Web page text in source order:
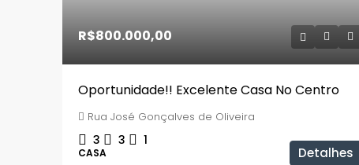
R$800.000,00
Oportunidade!! Excelente Casa No Centro
Rua José Gonçalves de Oliveira
3 3 1
CASA Detalhes